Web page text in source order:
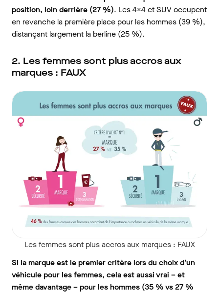
position, loin derrière (27 %). Les 4×4 et SUV occupent
en revanche la première place pour les hommes (39 %),
distançant largement la berline (25 %).
2. Les femmes sont plus accros aux
marques : FAUX
Les femmes sont plus accros aux marques : FAUX
Si la marque est le premier critère lors du choix d’un
véhicule pour les femmes, cela est aussi vrai – et
même davantage – pour les hommes (35 % vs 27 %